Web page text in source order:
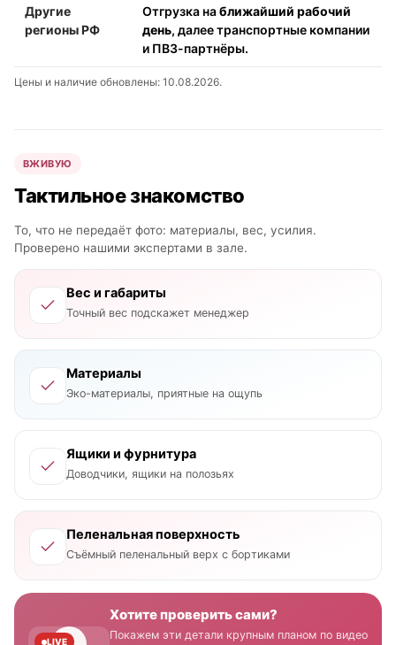
Другие
регионы РФ
Отгрузка наближайший рабочий
день, далее транспортные компании
и ПВЗ-партнёры.
Цены и наличие обновлены: 10.08.2026.
ВЖИВУЮ
Тактильное знакомство
То, что не передаёт фото: материалы, вес, усилия.
Проверено нашими экспертами в зале.
Вес и габариты
Точный вес подскажет менеджер
Материалы
Эко-материалы, приятные на ощупь
Ящики и фурнитура
Доводчики, ящики на полозьях
Пеленальная поверхность
Съёмный пеленальный верх с бортиками
LIVE
Хотите проверить сами?
Покажем эти детали крупным планом по видео